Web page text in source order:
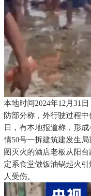
本地时间2024年12月31
防部分称，外行驶过程
日，有本地报道称，形
情50号一拆建筑建发生
图灭火的酒店老板从阳
定系食堂做饭油锅起火
人受伤。